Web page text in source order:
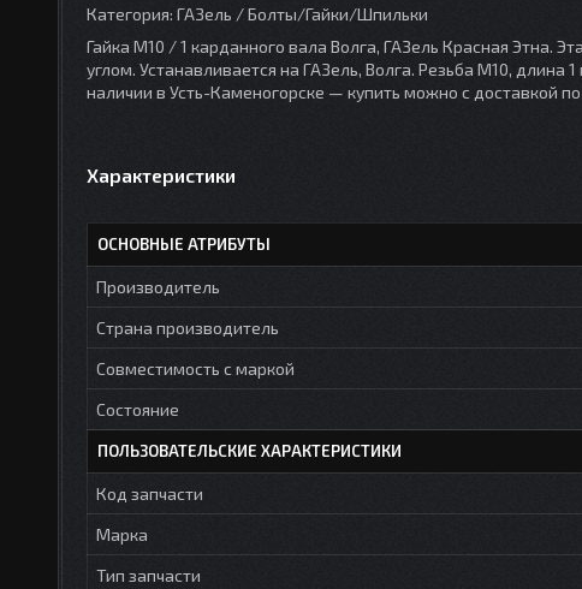
Категория: ГАЗель / Болты/Гайки/Шпильки
Гайка М10 / 1 карданного вала Волга, ГАЗель Красная Этна.
углом. Устанавливается на ГАЗель, Волга. Резьба М10,
наличии в Усть-Каменогорске — купить можно с доставкой
Характеристики
ОСНОВНЫЕ АТРИБУТЫ
Производитель
Страна производитель
Совместимость с маркой
Состояние
ПОЛЬЗОВАТЕЛЬСКИЕ ХАРАКТЕРИСТИКИ
Код запчасти
Марка
Тип запчасти